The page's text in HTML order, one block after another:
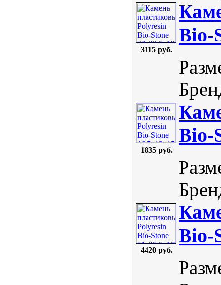
3115 руб.
Bio-
1835 руб.
Bio-
4420 руб.
Bio-